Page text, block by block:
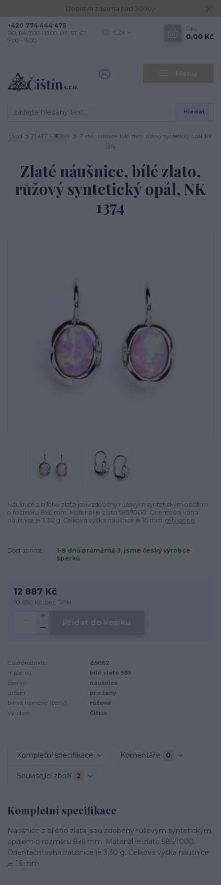
Doprava zdarma nad 3000,-
Menu
CZK
Hledat
+420 774 444 475
PO, PÁ: 7.00 - 13.00, ÚT, ST, ČT:
9.00 - 15.00
0 ks
0,00 Kč
Úvod ZLATÉ ŠPERKY
Zlaté náušnice, bílé zlato, růžový syntetický opál, NK
1374
Zlaté náušnice, bílé zlato,
růžový syntetický opál, NK
1374
Náušnice z bílého zlata jsou zdobeny růžovým syntetickým opálem
o rozměru 8x6 mm. Materiál je zlato 585/1000. Orientační váha
náušnice je 3,30 g. Celková výška náušnice je 16 mm. celý popis
Dostupnost
1-8 dnů průměrně 3, jsme český výrobce
šperků
12 887 Kč
10 650 Kč bez DPH
Číslo produktu:
Z5062
materiál:
bílé zlato 585
šperky:
náušnice
určení:
pro ženy
barva kamene (perly):
růžová
Výrobce:
Čištín
Kompletní specifikace Komentáře 0
Související zboží 2
Kompletní specifikace
Náušnice z bílého zlata jsou zdobeny růžovým syntetickým
opálem o rozměru 8x6 mm. Materiál je zlato 585/1000.
Orientační váha náušnice je 3,30 g. Celková výška náušnice
je 16 mm.